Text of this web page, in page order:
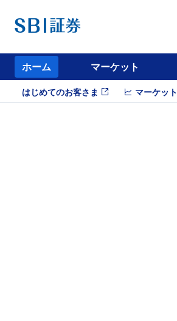
ホーム マーケット
はじめてのお客さま マーケット